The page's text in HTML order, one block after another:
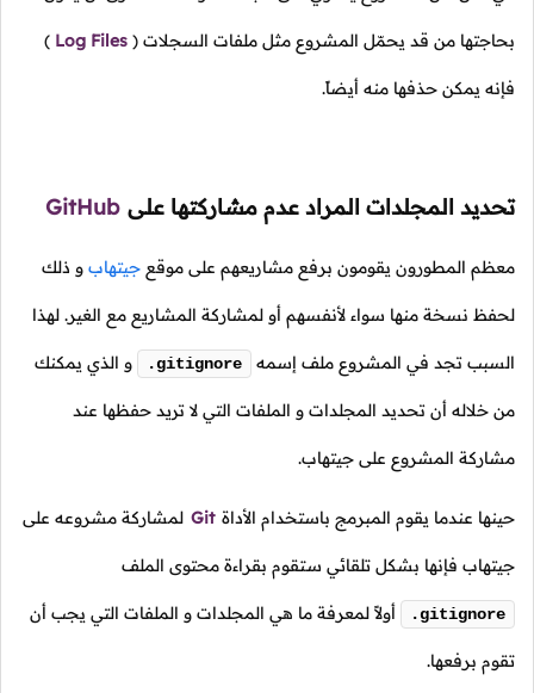
بحاجتها من قد يحمّل المشروع مثل ملفات السجلات (
Log Files
)
فإنه يمكن حذفها منه أيضاً.
تحديد المجلدات المراد عدم مشاركتها على GitHub
معظم المطورون يقومون برفع مشاريعهم على موقع جيتهاب و ذلك
لحفظ نسخة منها سواء لأنفسهم أو لمشاركة المشاريع مع الغير. لهذا
السبب تجد في المشروع ملف إسمه .gitignore و الذي يمكنك
من خلاله أن تحديد المجلدات و الملفات التي لا تريد حفظها عند
مشاركة المشروع على جيتهاب.
حينها عندما يقوم المبرمج باستخدام الأداة Git لمشاركة مشروعه على
جيتهاب فإنها بشكل تلقائي ستقوم بقراءة محتوى الملف
.gitignore أولاً لمعرفة ما هي المجلدات و الملفات التي يجب أن
تقوم برفعها.